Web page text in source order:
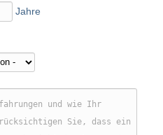
Jahre